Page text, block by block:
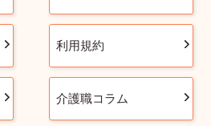
利用規約
介護職コラム